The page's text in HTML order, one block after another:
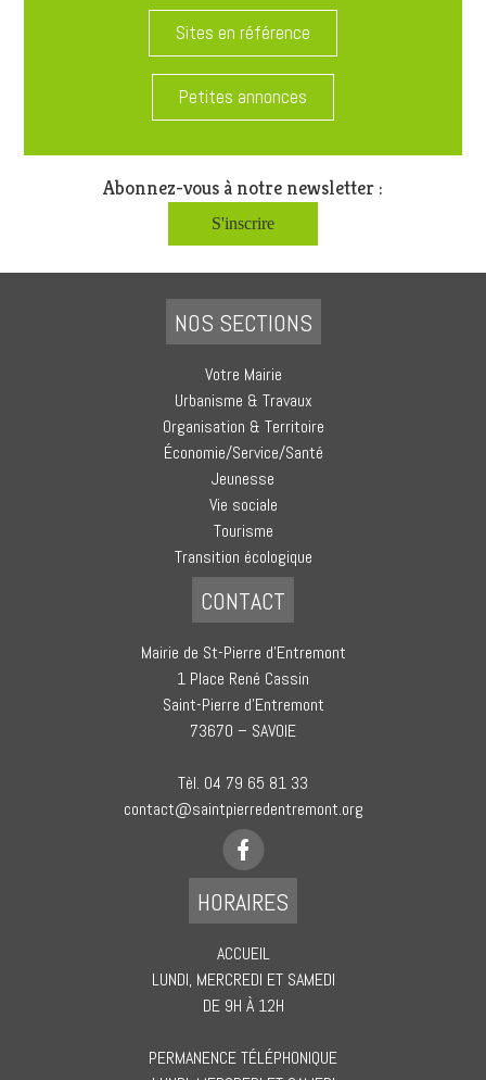
Sites en référence
Petites annonces
Abonnez-vous à notre newsletter :
S'inscrire
NOS SECTIONS
Votre Mairie
Urbanisme & Travaux
Organisation & Territoire
Économie/Service/Santé
Jeunesse
Vie sociale
Tourisme
Transition écologique
CONTACT
Mairie de St-Pierre d’Entremont
1 Place René Cassin
Saint-Pierre d’Entremont
73670 – SAVOIE
Tèl. 04 79 65 81 33
contact@saintpierredentremont.org
HORAIRES
ACCUEIL
LUNDI, MERCREDI ET SAMEDI
DE 9H À 12H
PERMANENCE TÉLÉPHONIQUE